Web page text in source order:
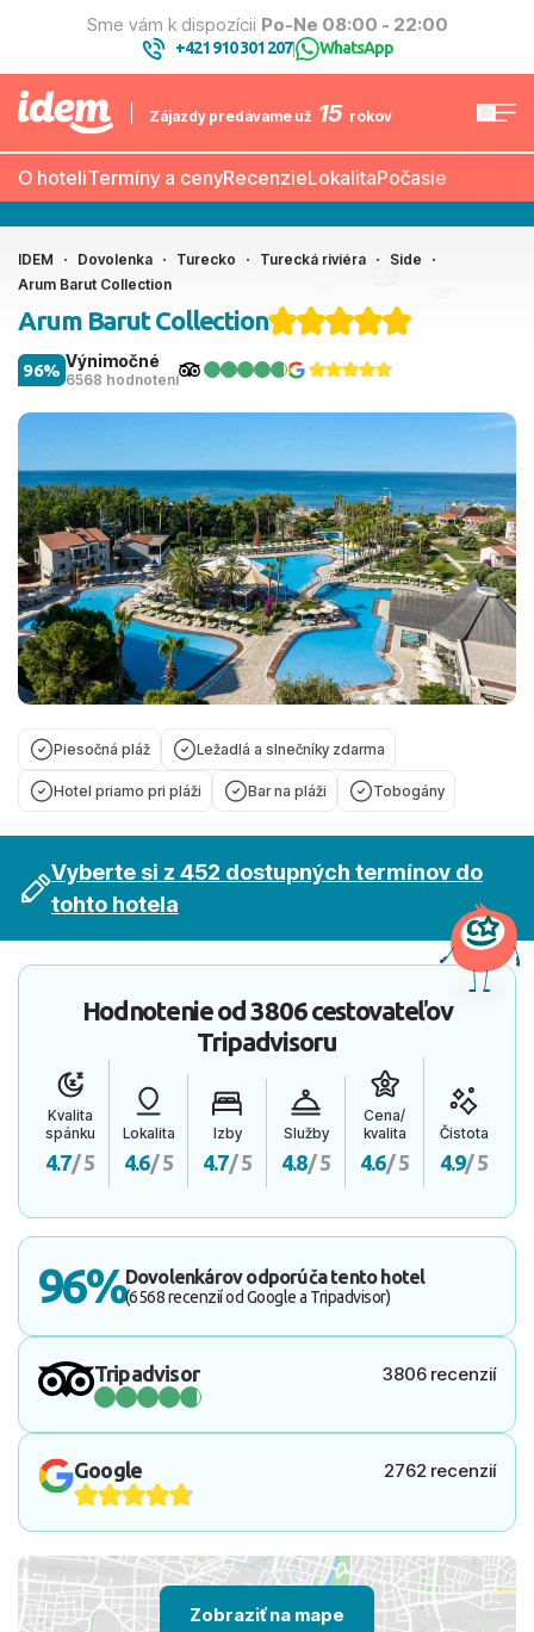
Sme vám k dispozícii Po-Ne 08:00 - 22:00
+421 910 301 207| WhatsApp
Zájazdy predávame už 15 rokov
O hoteliTermíny a cenyRecenzieLokalitaPočasie
IDEM Dovolenka Turecko Turecká riviéra
Side
Arum Barut Collection
Arum Barut Collection
Výnimočné
6568 hodnotení
96%
Piesočná pláž Ležadlá a slnečníky zdarma
Hotel priamo pri pláži Bar na pláži Tobogány
Vyberte si z 452 dostupných termínov do
tohto hotela
Hodnotenie od3806 cestovateľov
Tripadvisoru
Kvalita
spánku
4.7/ 5
Lokalita
4.6/ 5
Izby
4.7/ 5
Služby
4.8/ 5
Cena/
kvalita
4.6/ 5
Čistota
4.9/ 5
96%Dovolenkárov odporúča tento hotel
(6568 recenzií od Google a Tripadvisor)
Tripadvisor 3806 recenzií
Google 2762 recenzií
Zobraziť na mape